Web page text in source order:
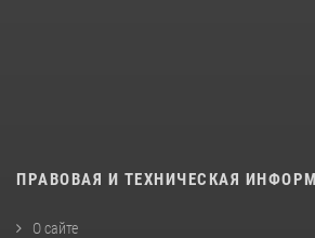
ПРАВОВАЯ И ТЕХНИЧЕСКАЯ
О сайте